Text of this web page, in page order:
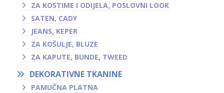
ZA KOSTIME I ODIJELA, POSLOVNI LOOK
SATEN, CADY
JEANS, KEPER
ZA KOŠULJE, BLUZE
ZA KAPUTE, BUNDE, TWEED
DEKORATIVNE TKANINE
PAMUČNA PLATNA